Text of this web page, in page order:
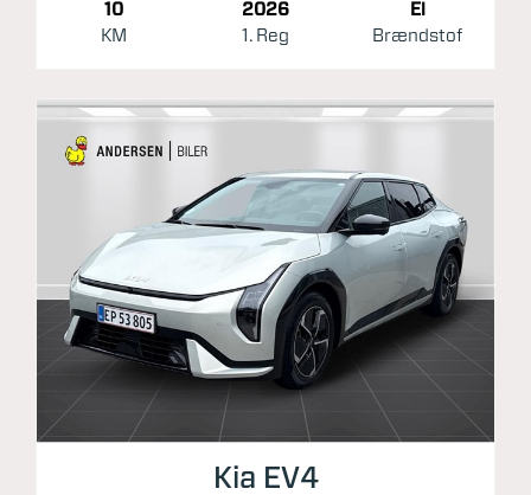
10
KM
2026
1. Reg
El
Brændstof
Kia EV4